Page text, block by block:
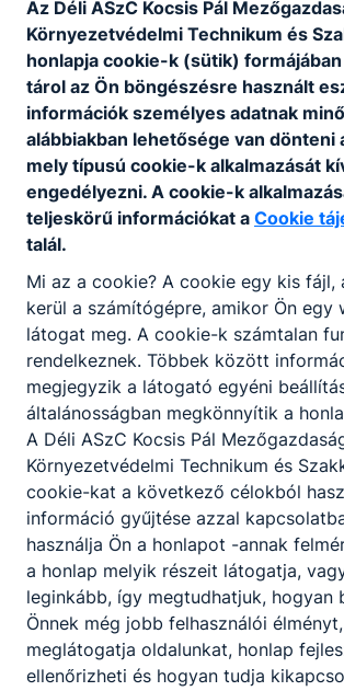
Kedd: 9:00-11:00
Csütörtök: 9:00-11:00
Partnereink
Az Déli ASzC Kocsis Pál
Környezetvédelmi Technikum és
honlapja cookie-k (sütik)
tárol az Ön böngészésre használt
információk személyes adatnak
alábbiakban lehetősége van dönteni
mely típusú cookie-k alkalmazását
engedélyezni. A cookie-k
teljeskörű információkat a Cookie
talál.
Mi az a cookie? A cookie egy kis fájl,
kerül a számítógépre, amikor Ön egy
látogat meg. A cookie-k számtalan
rendelkeznek. Többek között
megjegyzik a látogató egyéni
általánosságban megkönnyítik a
A Déli ASzC Kocsis Pál
Környezetvédelmi Technikum és
cookie-kat a következő célokból
információ gyűjtése azzal
használja Ön a honlapot -annak
a honlap melyik részeit látogatja,
leginkább, így megtudhatjuk, hogyan
Önnek még jobb felhasználói
meglátogatja oldalunkat, honlap
ellenőrizheti és hogyan tudja